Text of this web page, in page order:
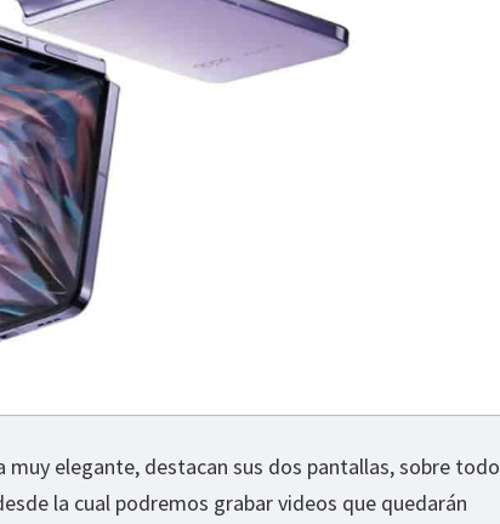
muy elegante, destacan sus dos pantallas, sobre todo
la cual podremos grabar videos que quedarán